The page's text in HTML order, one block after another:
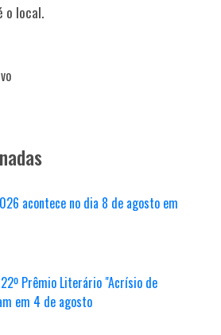
o local.
acontece no dia 8 de agosto em
Prêmio Literário "Acrísio de
em 4 de agosto